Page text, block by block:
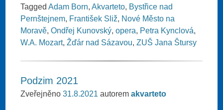
TaggedAdam Born,Akvarteto, Bystřice nad
Pernštejnem, František Sliž, Nové Město na
Moravě,Ondřej Kunovský,opera, Petra Kynclová,
W.A. Mozart,Žďár nad Sázavou,ZUŠ Jana Štursy
Podzim 2021
Zveřejněno31.8.2021 autoremakvarteto